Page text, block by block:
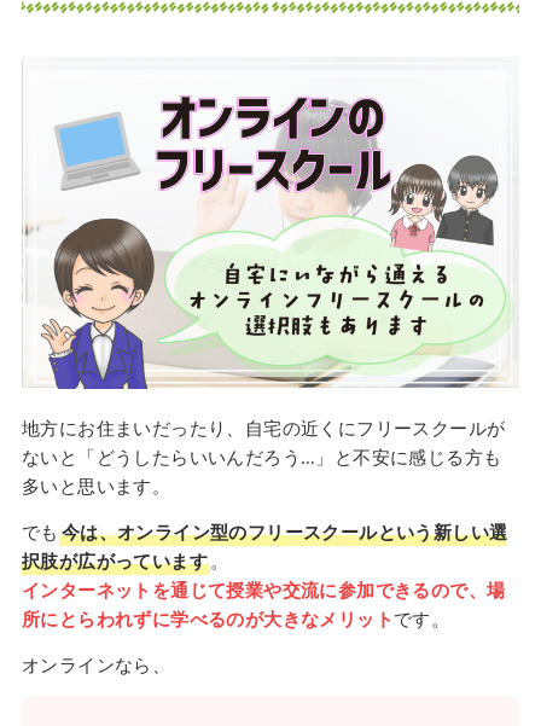
地方にお住まいだったり、自宅の近くにフリースクールが
ないと「どうしたらいいんだろう…」と不安に感じる方も
多いと思います。
でも 今は、オンライン型のフリースクールという新しい選
択肢が広がっています。
インターネットを通じて授業や交流に参加できるので、場
所にとらわれずに学べるのが大きなメリット です。
オンラインなら、